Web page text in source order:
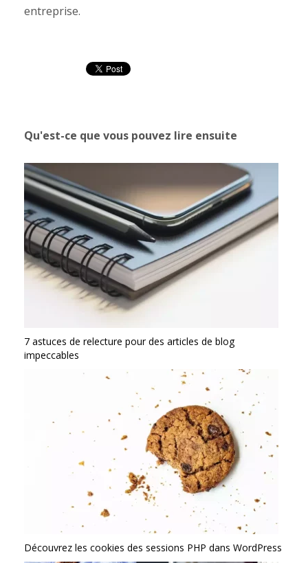
entreprise.
Qu'est-ce que vous pouvez lire ensuite
7 astuces de relecture pour des articles de blog
impeccables
Découvrez les cookies des sessions PHP dans WordPress